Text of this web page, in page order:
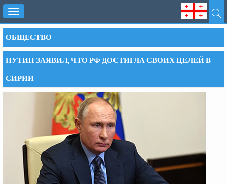
Toggle
navigation
ОБЩЕСТВО
ПУТИН ЗАЯВИЛ, ЧТО РФ ДОСТИГЛА СВОИХ ЦЕЛЕЙ В
СИРИИ